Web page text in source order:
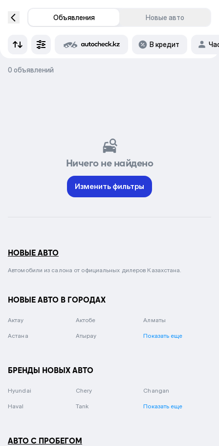
Объявления Новые авто
В кредит
0 объявлений
Ничего не найдено
Изменить фильтры
НОВЫЕ АВТО
Автомобили из салона от официальных дилеров Казахстана.
НОВЫЕ АВТО В ГОРОДАХ
Актау Актобе Алматы
Астана Атырау Показать еще
БРЕНДЫ НОВЫХ АВТО
Hyundai Chery Changan
Haval Tank Показать еще
АВТО С ПРОБЕГОМ